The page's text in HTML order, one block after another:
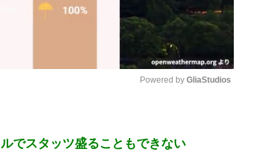
u
Powered by GliaStudios
でスタッツ盛ることもできない